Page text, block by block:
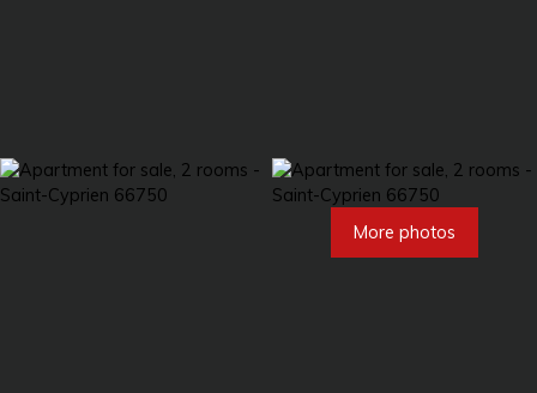
More photos